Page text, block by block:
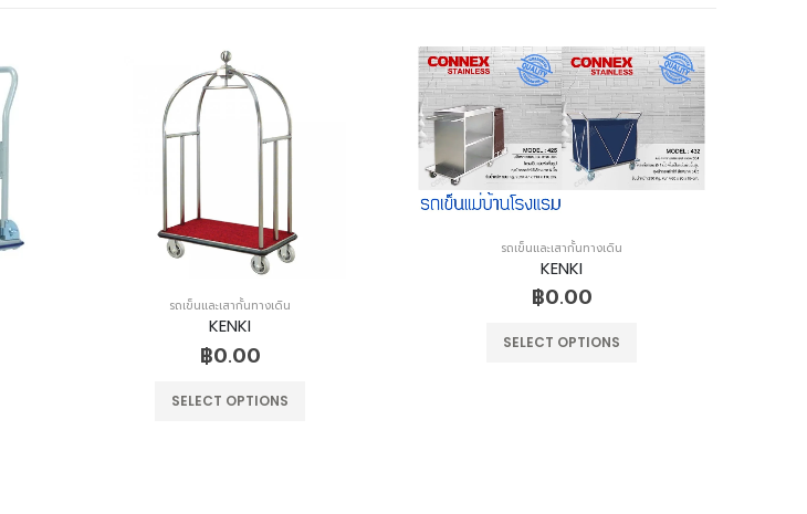
รถเข็นและเสากั้นทางเดิน
KENKI
฿0.00
SELECT OPTIONS
รถเข็นและเสากั้นทางเดิน
KENKI
฿0.00
SELECT OPTIONS